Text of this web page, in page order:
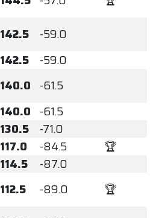
142.5
-59.0
142.5
-59.0
140.0 -61.5
140.0 -61.5
130.5
-71.0
117.0 -84.5
🏆
114.5
-87.0
112.5 -89.0
🏆